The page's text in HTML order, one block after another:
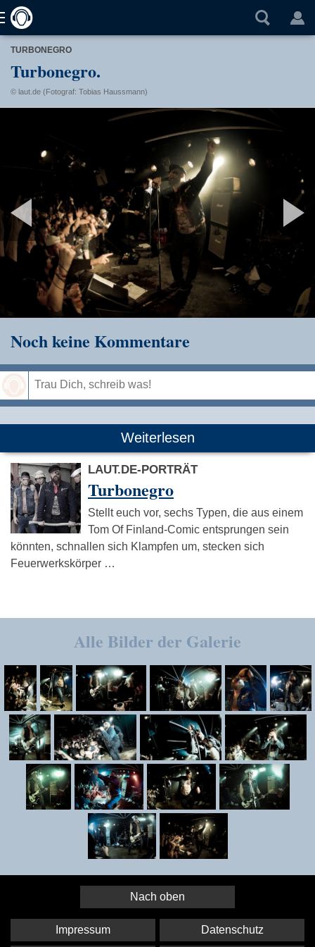
TURBONEGRO
Turbonegro.
© laut.de (Fotograf: Tobias Haussmann)
Noch keine Kommentare
Weiterlesen
LAUT.DE-PORTRÄT
Turbonegro
Stellt euch vor, sechs Typen, die aus einem
Tom Of Finland-Comic entsprungen sein
könnten, schnallen sich Klampfen um, stecken sich
Feuerwerkskörper …
Alle Bilder der Galerie
Nach oben
Impressum Datenschutz